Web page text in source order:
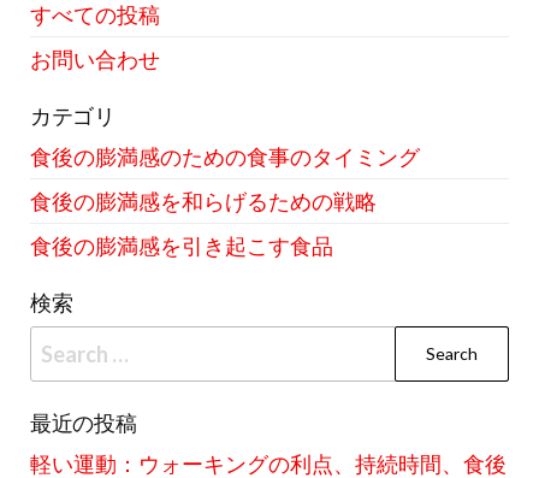
すべての投稿
お問い合わせ
カテゴリ
食後の膨満感のための食事のタイミング
食後の膨満感を和らげるための戦略
食後の膨満感を引き起こす食品
検索
Search
for:
最近の投稿
軽い運動：ウォーキングの利点、持続時間、食後